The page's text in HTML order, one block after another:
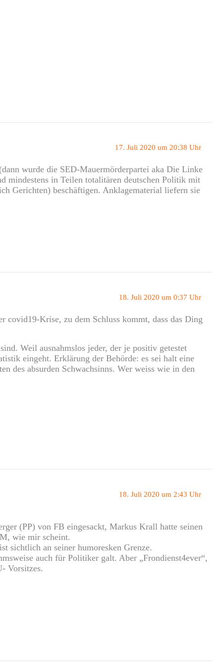
17. Juli 2020 um 20:38 Uhr
wurde die SED-Mauermörderpartei aka Die Linke
mindestens in Teilen totalitären deutschen Politik mit
Gerichten) beschäftigen. Anklagematerial liefern sie
18. Juli 2020 um 0:37 Uhr
covid19-Krise, zu dem Schluss kommt, dass das Ding
Weil ausnahmslos jeder, der je positiv getestet
eingeht. Erklärung der Behörde: es sei halt eine
des absurden Schwachsinns. Wer weiss wie in den
18. Juli 2020 um 2:43 Uhr
(PP) von FB eingesackt, Markus Krall hatte seinen
wie mir scheint.
sichtlich an seiner humoresken Grenze.
auch für Politiker galt. Aber „Frondienst4ever“,
Vorsitzes.